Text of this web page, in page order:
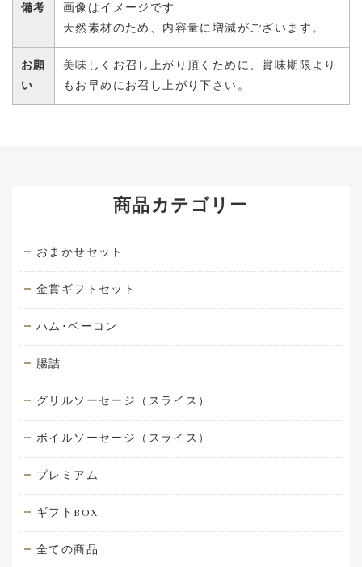
備考
画像はイメージです
天然素材のため、内容量に増減がございます。
お願
い
美味しくお召し上がり頂くために、賞味期限より
もお早めにお召し上がり下さい。
商品カテゴリー
おまかせセット
金賞ギフトセット
ハム･ベーコン
腸詰
グリルソーセージ（スライス）
ボイルソーセージ（スライス）
プレミアム
ギフトBOX
全ての商品